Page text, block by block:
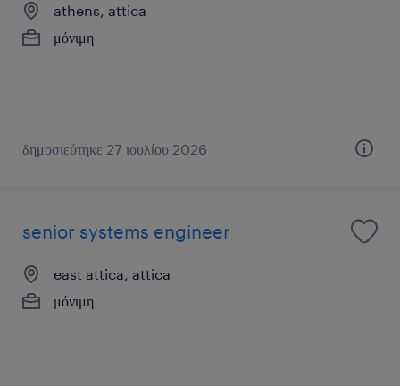
athens, attica
μόνιμη
δημοσιεύτηκε 27 ιουλίου 2026
senior systems engineer
east attica, attica
μόνιμη